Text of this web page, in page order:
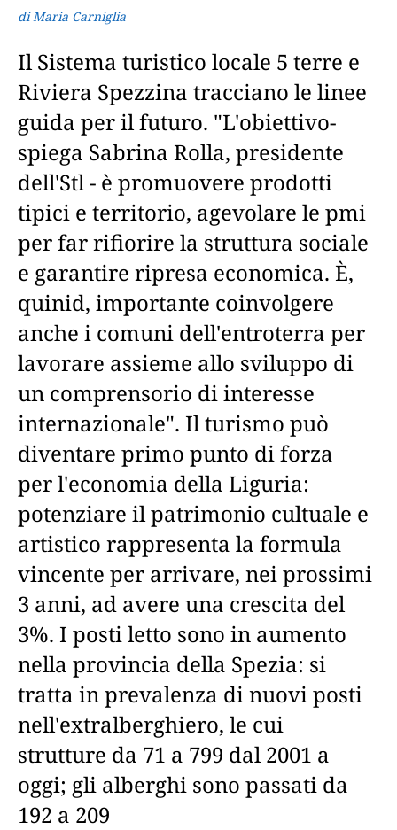
di Maria Carniglia
Il Sistema turistico locale 5 terre e
Riviera Spezzina tracciano le linee
guida per il futuro. "L'obiettivo-
spiega Sabrina Rolla, presidente
dell'Stl - è promuovere prodotti
tipici e territorio, agevolare le pmi
per far rifiorire la struttura sociale
e garantire ripresa economica. È,
quinid, importante coinvolgere
anche i comuni dell'entroterra per
lavorare assieme allo sviluppo di
un comprensorio di interesse
internazionale". Il turismo può
diventare primo punto di forza
per l'economia della Liguria:
potenziare il patrimonio cultuale e
artistico rappresenta la formula
vincente per arrivare, nei prossimi
3 anni, ad avere una crescita del
3%. I posti letto sono in aumento
nella provincia della Spezia: si
tratta in prevalenza di nuovi posti
nell'extralberghiero, le cui
strutture da 71 a 799 dal 2001 a
oggi; gli alberghi sono passati da
192 a 209